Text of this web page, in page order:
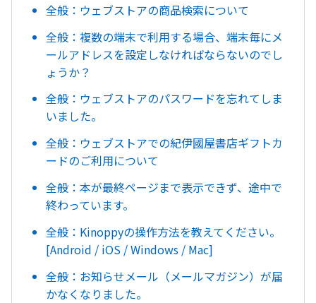
全般：ウェブストアの商品検索について
全般：複数の端末で利用する場合、端末毎にメ
ールアドレスを設定しなければならないのでし
ょうか？
全般：ウェブストアのパスワードを忘れてしま
いました。
全般：ウェブストアでの紀伊國屋書店ギフトカ
ードのご利用について
全般：本が最終ページまで表示できず、途中で
終わっています。
全般：Kinoppyの操作方法を教えてください。
[Android / iOS / Windows / Mac]
全般：お知らせメール（メールマガジン）が届
かなくなりました。